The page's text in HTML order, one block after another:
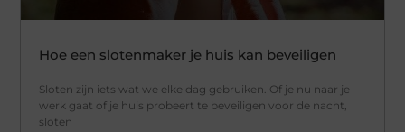
Hoe een slotenmaker je huis kan beveiligen
Sloten zijn iets wat we elke dag gebruiken. Of je nu naar je
werk gaat of je huis probeert te beveiligen voor de nacht,
sloten